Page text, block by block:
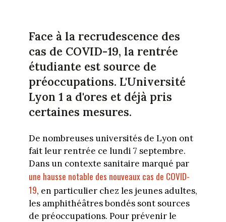
Face à la recrudescence des
cas de COVID-19, la rentrée
étudiante est source de
préoccupations. L'Université
Lyon 1 a d'ores et déjà pris
certaines mesures.
De nombreuses universités de Lyon ont
fait leur rentrée ce lundi 7 septembre.
Dans un contexte sanitaire marqué par
une hausse notable des nouveaux cas de COVID-
19, en particulier chez les jeunes adultes,
les amphithéâtres bondés sont sources
de préoccupations. Pour prévenir le